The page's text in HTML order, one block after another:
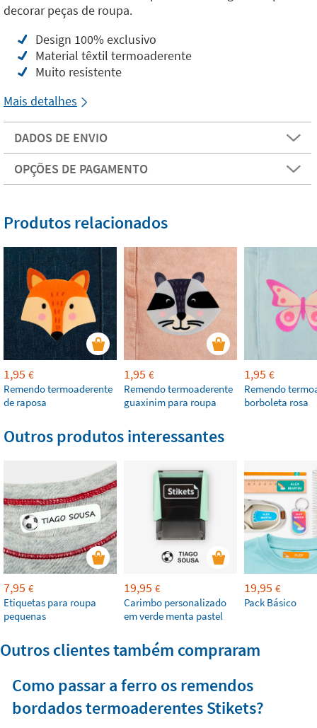
decorar peças de roupa.
Design 100% exclusivo
Material têxtil termoaderente
Muito resistente
Mais detalhes
DADOS DE ENVIO
OPÇÕES DE PAGAMENTO
Produtos relacionados
1,95 €
Remendo termoaderente
de raposa
1,95 €
Remendo termoaderente
guaxinim para roupa
1,95 €
Remendo
borboleta rosa
Outros produtos interessantes
7,95 €
Etiquetas para roupa
pequenas
19,95 €
Carimbo personalizado
em verde menta pastel
19,95 €
Pack Básico
Outros clientes também compraram
Como passar a ferro os remendos
bordados termoaderentes Stikets?